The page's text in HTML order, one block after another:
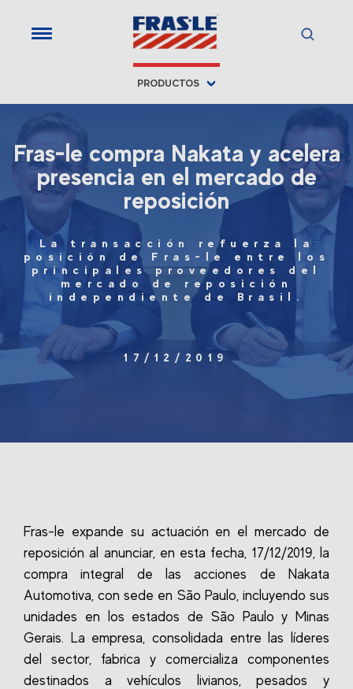
PRODUCTOS
Fras-le compra Nakata y acelera
presencia en el mercado de
reposición
La transacción refuerza la
posición de Fras-le entre los
principales proveedores del
mercado de reposición
independiente de Brasil.
17/12/2019
Fras-le expande su actuación en el mercado de
reposición al anunciar, en esta fecha, 17/12/2019, la
compra integral de las acciones de Nakata
Automotiva, con sede en São Paulo, incluyendo sus
unidades en los estados de São Paulo y Minas
Gerais. La empresa, consolidada entre las líderes
del sector, fabrica y comercializa componentes
destinados a vehículos livianos, pesados y